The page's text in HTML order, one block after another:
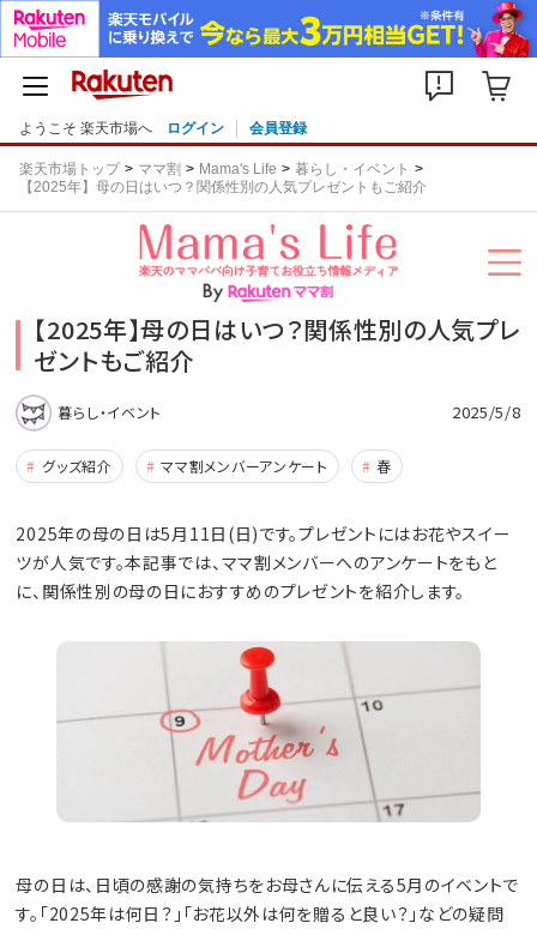
ようこそ 楽天市場へ ログイン 会員登録
楽天市場トップ ママ割 Mama's Life
暮らし・イベント
【2025年】母の日はいつ？関係性別の人気プレゼントもご紹介
【2025年】母の日はいつ？関係性別の人気プレ
ゼントもご紹介
暮らし・イベント 2025/5/8
グッズ紹介 ママ割メンバーアンケート 春
2025年の母の日は5月11日(日)です。プレゼントにはお花やスイー
ツが人気です。本記事では、ママ割メンバーへのアンケートをもと
に、関係性別の母の日におすすめのプレゼントを紹介します。
母の日は、日頃の感謝の気持ちをお母さんに伝える5月のイベントで
す。「2025年は何日？」「お花以外は何を贈ると良い？」などの疑問